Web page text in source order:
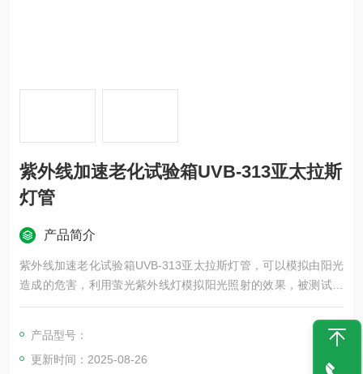
紫外线加速老化试验箱UVB-313亚太拉斯
灯管
产品简介
紫外线加速老化试验箱UVB-313亚太拉斯灯管，可以模拟由阳光
造成的危害，利用萤光紫外线灯模拟阳光照射的效果，被测试材
料放置于恒定温度下的光照中进行测试。用数天或数周的时间即
可重现户外数月或数年出现的危害。危害类型包括：褪色、变
色、失光、粉光、开裂、剥落、浑浊、气泡、脆变、强度降低、
衰退和氧化等。
产品型号：
更新时间：2025-08-26